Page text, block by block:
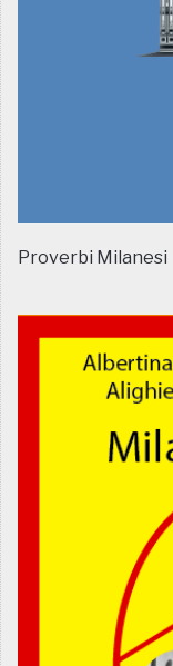
Proverbi Milanesi